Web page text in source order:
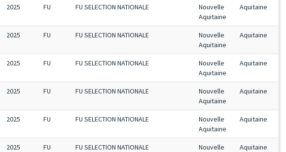
2025 FU FU SELECTION NATIONALE
Nouvelle
Aquitaine
Aquitaine
2025 FU FU SELECTION NATIONALE
Nouvelle
Aquitaine
Aquitaine
2025 FU FU SELECTION NATIONALE
Nouvelle
Aquitaine
Aquitaine
2025 FU FU SELECTION NATIONALE
Nouvelle
Aquitaine
Aquitaine
2025 FU FU SELECTION NATIONALE
Nouvelle
Aquitaine
Aquitaine
2025 FU FU SELECTION NATIONALE
Nouvelle
Aquitaine